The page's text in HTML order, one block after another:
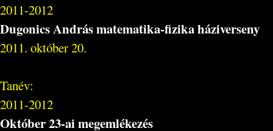
2011-2012
Dugonics András matematika-fizika háziverseny
2011. október 20.
Tanév:
2011-2012
Október 23-ai megemlékezés